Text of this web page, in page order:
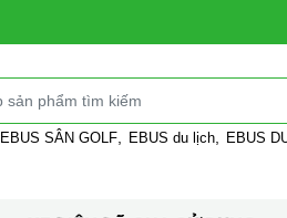
EBUS SÂN GOLF EBUS du lịch EBUS